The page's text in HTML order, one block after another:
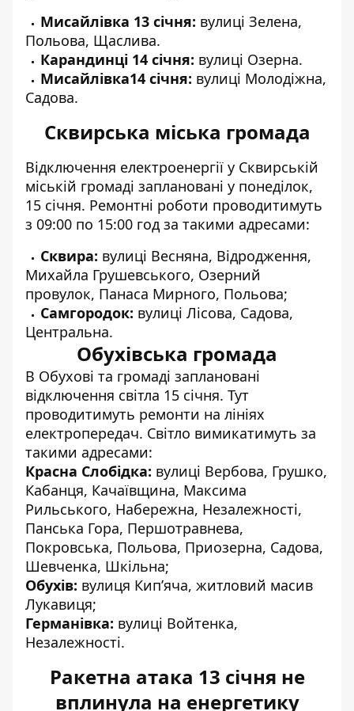
Мисайлівка 13 січня: вулиці Зелена,
Польова, Щаслива.
Карандинці 14 січня: вулиці Озерна.
Мисайлівка14 січня: вулиці Молодіжна,
Садова.
Сквирська міська громада
Відключення електроенергії у Сквирській
міській громаді заплановані у понеділок,
15 січня. Ремонтні роботи проводитимуть
з 09:00 по 15:00 год за такими адресами:
Сквира: вулиці Весняна, Відродження,
Михайла Грушевського, Озерний
провулок, Панаса Мирного, Польова;
Самгородок: вулиці Лісова, Садова,
Центральна.
Обухівська громада
В Обухові та громаді заплановані
відключення світла 15 січня. Тут
проводитимуть ремонти на лініях
електропередач. Світло вимикатимуть за
такими адресами:
Красна Слобідка: вулиці Вербова, Грушко,
Кабанця, Качаївщина, Максима
Рильського, Набережна, Незалежності,
Панська Гора, Першотравнева,
Покровська, Польова, Приозерна, Садова,
Шевченка, Шкільна;
Обухів: вулиця Кип’яча, житловий масив
Лукавиця;
Германівка: вулиці Войтенка,
Незалежності.
Ракетна атака 13 січня не
вплинула на енергетику